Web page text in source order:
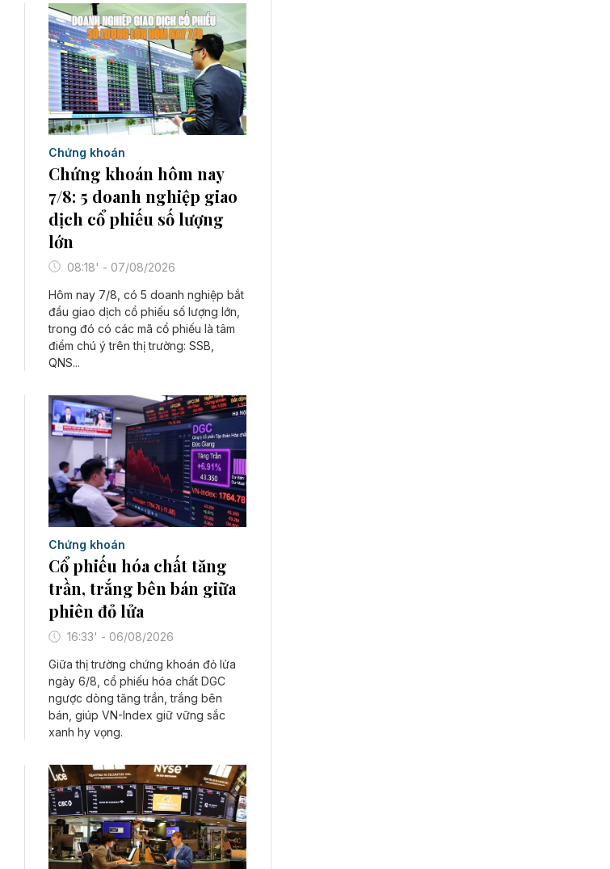
Chứng khoán
Chứng khoán hôm nay
7/8: 5 doanh nghiệp giao
dịch cổ phiếu số lượng
lớn
08:18' - 07/08/2026
Hôm nay 7/8, có 5 doanh nghiệp bắt
đầu giao dịch cổ phiếu số lượng lớn,
trong đó có các mã cổ phiếu là tâm
điểm chú ý trên thị trường: SSB,
QNS...
Chứng khoán
Cổ phiếu hóa chất tăng
trần, trắng bên bán giữa
phiên đỏ lửa
16:33' - 06/08/2026
Giữa thị trường chứng khoán đỏ lửa
ngày 6/8, cổ phiếu hóa chất DGC
ngược dòng tăng trần, trắng bên
bán, giúp VN-Index giữ vững sắc
xanh hy vọng.